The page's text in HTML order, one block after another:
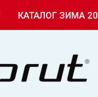
КАТАЛОГ ЗИМА